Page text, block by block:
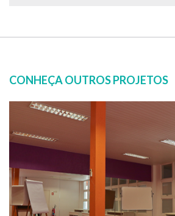
CONHEÇA OUTROS PROJETOS